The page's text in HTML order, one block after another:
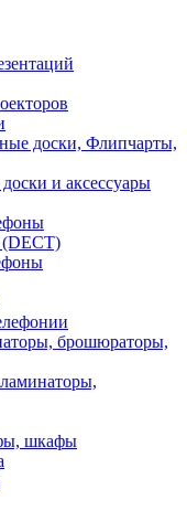
доски, Флипчарты,
и аксессуары
(DECT)
брошюраторы,
шкафы